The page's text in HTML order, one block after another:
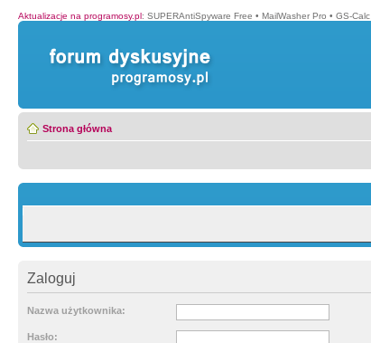
Aktualizacje na programosy.pl: SUPERAntiSpyware Free • MailWasher Pro • GS-Calc
Strona główna
Zaloguj
Nazwa użytkownika:
Hasło: